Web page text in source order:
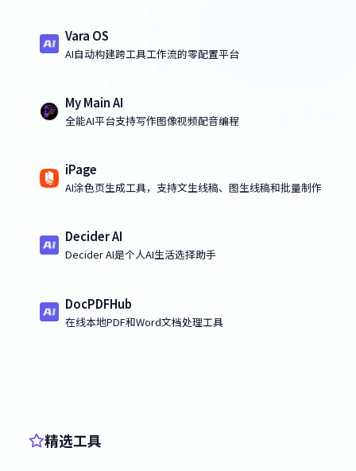
Vara OS
AI自动构建跨工具工作流的零配置平台
My Main AI
全能AI平台支持写作图像视频配音编程
iPage
AI涂色页生成工具，支持文生线稿、图生线稿和批量制作
Decider AI
Decider AI是个人AI生活选择助手
DocPDFHub
在线本地PDF和Word文档处理工具
精选工具